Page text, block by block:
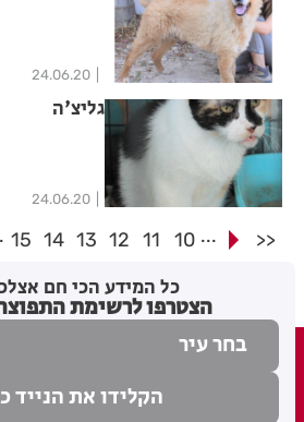
24.06.20
גליצ'ה
24.06.20
<<
...
10
11
12
13
14
15
כל המידע הכי חם
הצטרפו לרשימת